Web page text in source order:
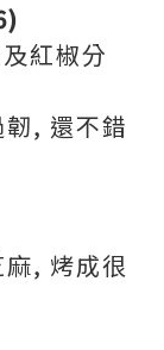
紅椒分
, 還不錯
, 烤成很